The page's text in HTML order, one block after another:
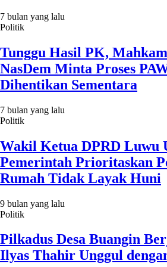
7 bulan yang lalu
Politik
Tunggu Hasil PK,
NasDem Minta Proses
Dihentikan Sementara
7 bulan yang lalu
Politik
Wakil Ketua DPRD Luwu
Pemerintah Prioritaskan
Rumah Tidak Layak Huni
9 bulan yang lalu
Politik
Pilkadus Desa Buangin
Ilyas Thahir Unggul